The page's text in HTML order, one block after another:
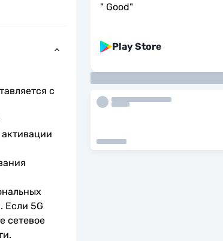
с
активации
Если 5G
сетевое
" Good"
Play Store